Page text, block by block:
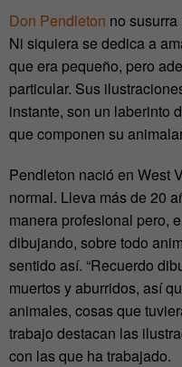
Don Pendleton no
Ni siquiera se dedica a
que era pequeño, pero
particular. Sus
instante, son un laberinto
que componen su
Pendleton nació en West
normal. Lleva más de 20
manera profesional pero,
dibujando, sobre todo
sentido así. “Recuerdo
muertos y aburridos, así
animales, cosas que
trabajo destacan las
con las que ha trabajado.